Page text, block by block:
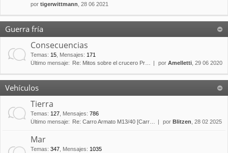
por tigerwittmann , 28 06 2021
Guerra fría
Consecuencias
Temas: 15 Mensajes: 171
Último mensaje:
Re: Mitos sobre el crucero Pr… por Amelletti , 29 06 2020
Vehículos
Tierra
Temas: 127 Mensajes: 786
Último mensaje:
Re: Carro Armato M13/40 [Carr… por Blitzen , 28 02 2025
Mar
Temas: 347 Mensajes: 1035